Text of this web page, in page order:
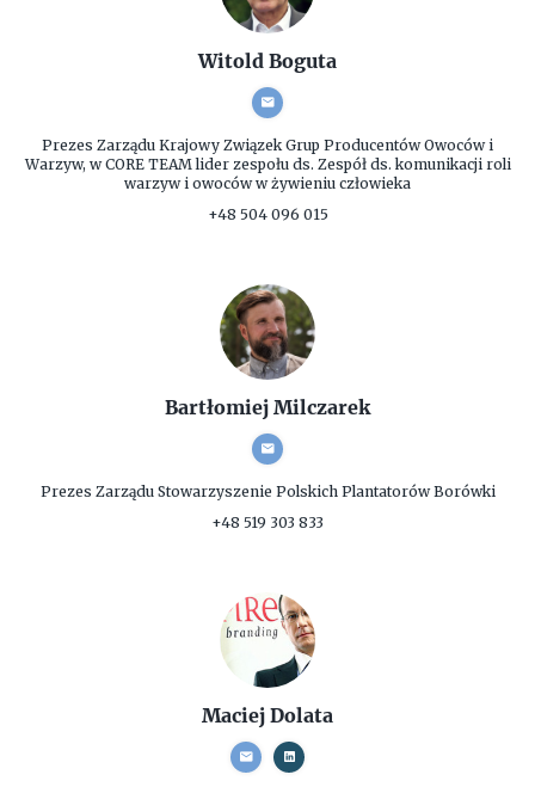
Witold Boguta
Prezes Zarządu Krajowy Związek Grup Producentów Owoców i
Warzyw, w CORE TEAM lider zespołu ds. Zespół ds. komunikacji roli
warzyw i owoców w żywieniu człowieka
+48 504 096 015
Bartłomiej Milczarek
Prezes Zarządu Stowarzyszenie Polskich Plantatorów Borówki
+48 519 303 833
Maciej Dolata